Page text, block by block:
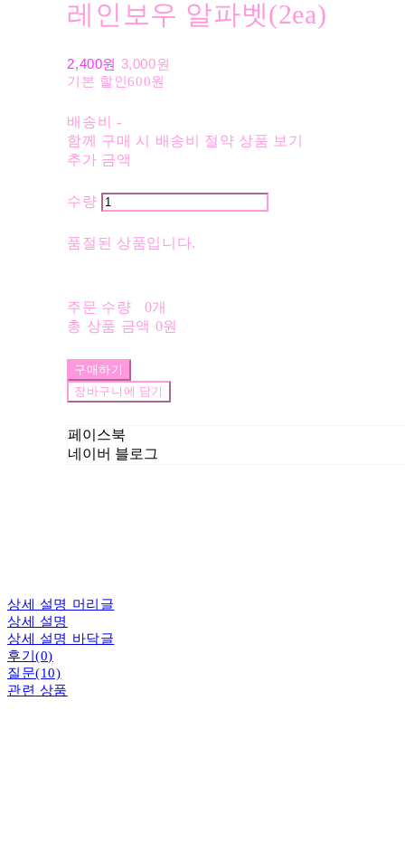
레인보우 알파벳(2ea)
2,400원 3,000원
기본 할인600원
배송비 -
함께 구매 시 배송비 절약 상품 보기
추가 금액
수량
품절된 상품입니다.
주문 수량
0개
총 상품 금액 0원
구매하기
장바구니에 담기
페이스북
네이버 블로그
상세 설명 머리글
상세 설명
상세 설명 바닥글
후기(0)
질문(10)
관련 상품